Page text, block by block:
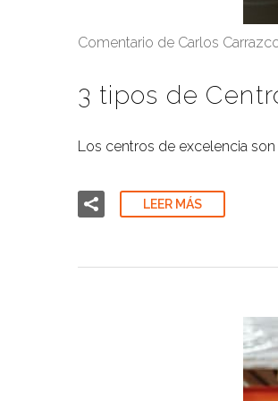
Comentario de Carlos
3 tipos de
Los centros de excelencia
LEER MÁS